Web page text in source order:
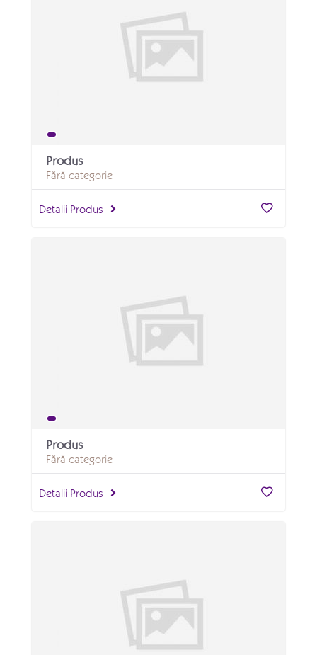
Produs
Fără categorie
Detalii Produs
Produs
Fără categorie
Detalii Produs